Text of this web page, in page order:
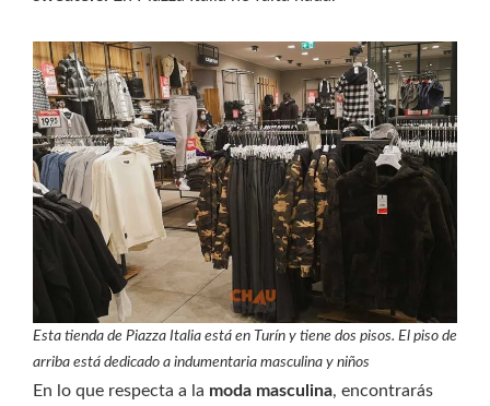
Esta tienda de Piazza Italia está en Turín y tiene dos pisos. El piso de
arriba está dedicado a indumentaria masculina y niños
En lo que respecta a la moda masculina, encontrarás